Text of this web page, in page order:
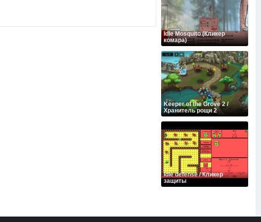
Idle Mosquito (Кликер
комара)
Keeper of the Grove 2 /
Хранитель рощи 2
Idle defense / Кликер
защиты